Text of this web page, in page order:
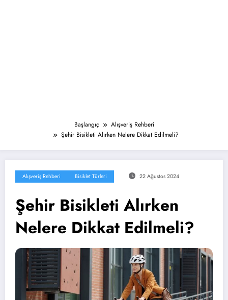
Başlangıç
Alışveriş Rehberi
Şehir Bisikleti Alırken Nelere Dikkat Edilmeli?
Alışveriş Rehberi Bisiklet Türleri 22 Ağustos 2024
Şehir Bisikleti Alırken
Nelere Dikkat Edilmeli?